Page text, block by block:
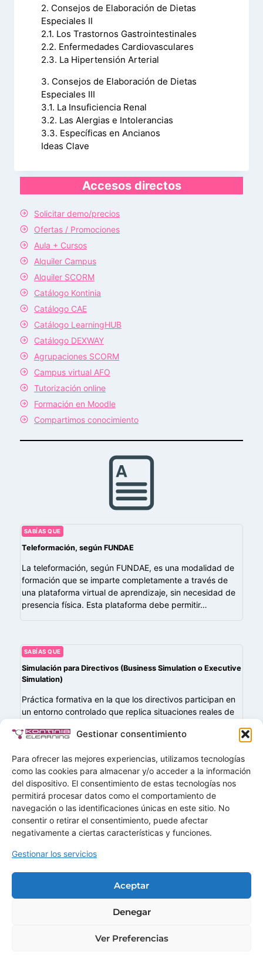
Gestionar consentimiento
Para ofrecer las mejores experiencias, utilizamos tecnologías
como las cookies para almacenar y/o acceder a la información
del dispositivo. El consentimiento de estas tecnologías nos
permitirá procesar datos como el comportamiento de
navegación o las identificaciones únicas en este sitio. No
consentir o retirar el consentimiento, puede afectar
negativamente a ciertas características y funciones.
Gestionar los servicios
Aceptar
Denegar
Ver Preferencias
2. Consejos de Elaboración de Dietas
Especiales II
2.1. Los Trastornos Gastrointestinales
2.2. Enfermedades Cardiovasculares
2.3. La Hipertensión Arterial
3. Consejos de Elaboración de Dietas
Especiales III
3.1. La Insuficiencia Renal
3.2. Las Alergias e Intolerancias
3.3. Específicas en Ancianos
Ideas Clave
Accesos directos
Solicitar demo/precios
Ofertas / Promociones
Aula + Cursos
Alquiler Campus
Alquiler SCORM
Catálogo Kontinia
Catálogo CAE
Catálogo LearningHUB
Catálogo DEXWAY
Agrupaciones SCORM
Campus virtual AFO
Tutorización online
Formación en Moodle
Compartimos conocimiento
SABÍAS QUE
Teleformación, según FUNDAE
La teleformación, según FUNDAE, es una modalidad de
formación que se imparte completamente a través de
una plataforma virtual de aprendizaje, sin necesidad de
presencia física. Esta plataforma debe permitir…
SABÍAS QUE
Simulación para Directivos (Business Simulation o Executive
Simulation)
Práctica formativa en la que los directivos participan en
un entorno controlado que replica situaciones reales de
gestionar crisis o liderar equipos en escenarios
Buscar
Buscar
Demos
Contactar
© 2026 · KONTINIA CONSULTING SLU · B85822872.